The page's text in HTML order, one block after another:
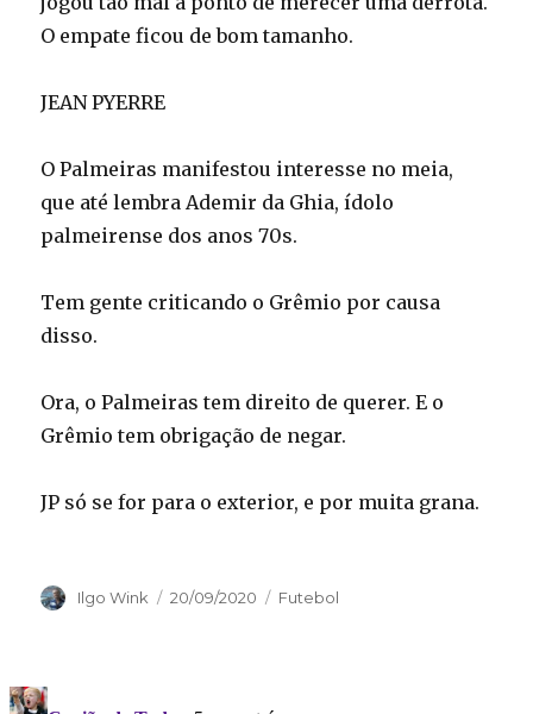
O empate ficou de bom tamanho.
JEAN PYERRE
O Palmeiras manifestou interesse no meia,
que até lembra Ademir da Ghia, ídolo
palmeirense dos anos 70s.
Tem gente criticando o Grêmio por causa
disso.
Ora, o Palmeiras tem direito de querer. E o
Grêmio tem obrigação de negar.
JP só se for para o exterior, e por muita grana.
Autor
Ilgo Wink
Publicado
20/09/2020 Categorias
Futebol